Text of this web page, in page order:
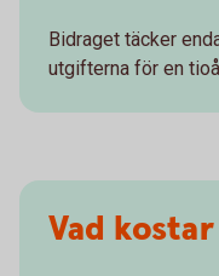
Bidraget täcker
utgifterna för en
Vad